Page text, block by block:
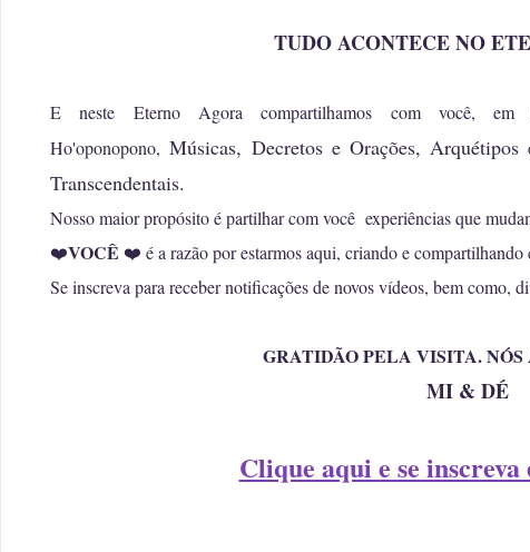
TUDO ACONTECE NO
E neste Eterno Agora compartilhamos com você,
Ho'oponopono, Músicas, Decretos e Orações,
Transcendentais.
Nosso maior propósito é partilhar com você experiências que
❤️VOCÊ ❤️ é a razão por estarmos aqui, criando e compartilhando
Se inscreva para receber notificações de novos vídeos, bem como,
GRATIDÃO PELA VISITA.
MI & DÉ
Clique aqui e se inscreva